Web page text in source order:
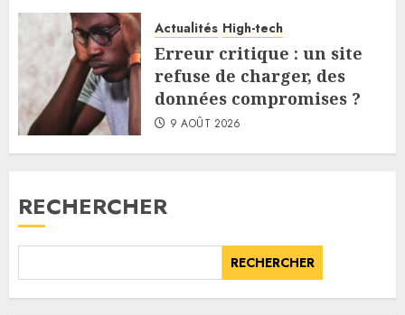
Actualités High-tech
Erreur critique : un site
refuse de charger, des
données compromises ?
9 AOÛT 2026
RECHERCHER
RECHERCHER